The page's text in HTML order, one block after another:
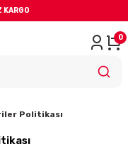
0
Politikası